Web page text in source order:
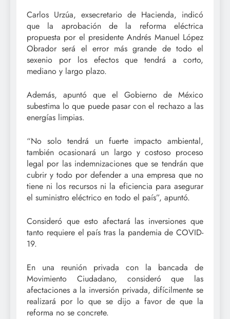
Carlos Urzúa, exsecretario de Hacienda, indicó
que la aprobación de la reforma eléctrica
propuesta por el presidente Andrés Manuel López
Obrador será el error más grande de todo el
sexenio por los efectos que tendrá a corto,
mediano y largo plazo.
Además, apuntó que el Gobierno de México
subestima lo que puede pasar con el rechazo a las
energías limpias.
“No solo tendrá un fuerte impacto ambiental,
también ocasionará un largo y costoso proceso
legal por las indemnizaciones que se tendrán que
cubrir y todo por defender a una empresa que no
tiene ni los recursos ni la eficiencia para asegurar
el suministro eléctrico en todo el país”, apuntó.
Consideró que esto afectará las inversiones que
tanto requiere el país tras la pandemia de COVID-
19.
En una reunión privada con la bancada de
Movimiento Ciudadano, consideró que las
afectaciones a la inversión privada, difícilmente se
realizará por lo que se dijo a favor de que la
reforma no se concrete.